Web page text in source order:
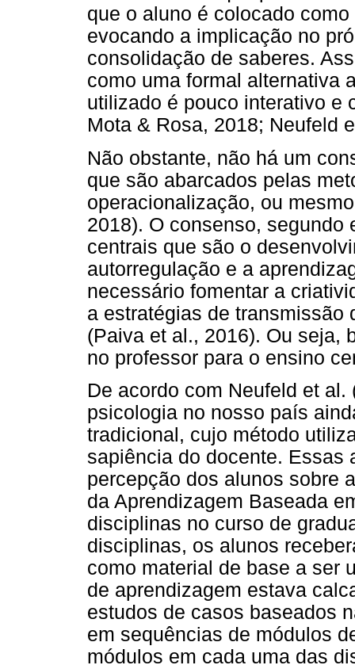
que o aluno é colocado
evocando a implicação no
consolidação de saberes.
como uma formal alternativa
utilizado é pouco interativo e
Mota & Rosa, 2018; Neufeld
Não obstante, não há um
que são abarcados pelas
operacionalização, ou
2018). O consenso, segundo
centrais que são o
autorregulação e a
necessário fomentar a
a estratégias de transmissão
(Paiva et al., 2016). Ou seja,
no professor para o ensino
De acordo com Neufeld et
psicologia no nosso país
tradicional, cujo método
sapiência do docente. Essas
percepção dos alunos sobre
da Aprendizagem Baseada
disciplinas no curso de
disciplinas, os alunos
como material de base a ser
de aprendizagem estava
estudos de casos baseados
em sequências de módulos
módulos em cada uma das